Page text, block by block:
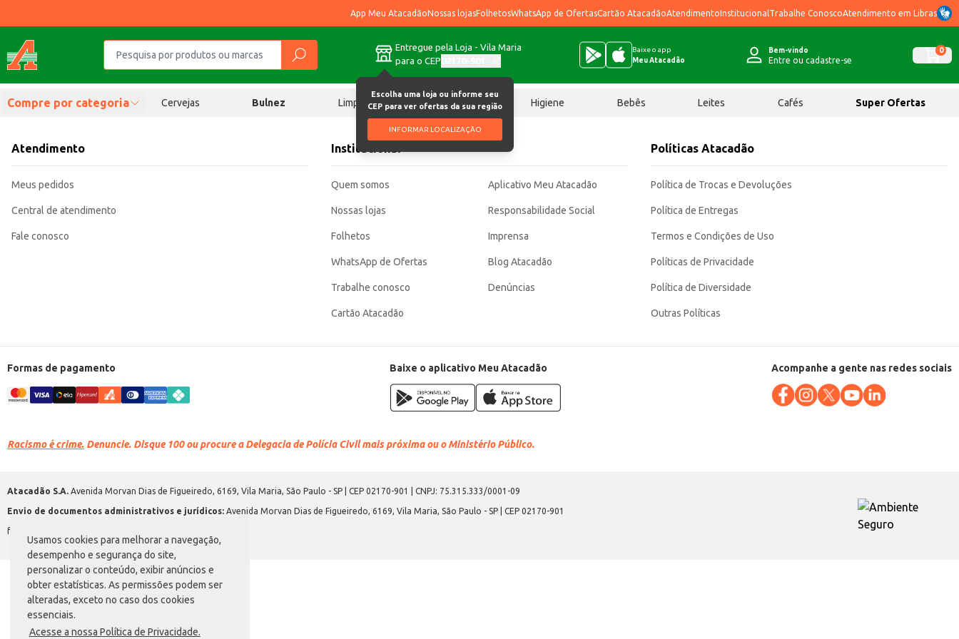
Usamos cookies para melhorar a navegação,
desempenho e segurança do site,
personalizar o conteúdo, exibir anúncios e
obter estatísticas. As permissões podem ser
alteradas, exceto no caso dos cookies
essenciais.
Acesse a nossa Política de Privacidade.
App Meu AtacadãoNossas lojasFolhetosWhatsApp de OfertasCartão AtacadãoAtendimentoInstitucional Trabalhe ConoscoAtendimento em Libras
Entregue pela Loja - Vila Maria
para o CEP
Escolha uma loja ou informe seu
CEP para ver ofertas da sua região
INFORMAR LOCALIZAÇÃO
Baixe o app
Meu Atacadão
Bem-vindo
Entre ou cadastre-se
0
Compre por categoria Cervejas Bulnez Limpeza Chocolates Higiene Bebês Leites Cafés Super Ofertas
Atendimento
Meus pedidos
Central de atendimento
Fale conosco
Institucional
Quem somos
Nossas lojas
Folhetos
WhatsApp de Ofertas
Trabalhe conosco
Cartão Atacadão
Aplicativo Meu Atacadão
Responsabilidade Social
Imprensa
Blog Atacadão
Denúncias
Políticas Atacadão
Política de Trocas e Devoluções
Política de Entregas
Termos e Condições de Uso
Políticas de Privacidade
Política de Diversidade
Outras Políticas
Formas de pagamento Baixe o aplicativo Meu Atacadão Acompanhe a gente nas redes sociais
Racismo é crime. Denuncie. Disque 100 ou procure a Delegacia de Polícia Civil mais próxima ou o Ministério Público.
Atacadão S.A. Avenida Morvan Dias de Figueiredo, 6169, Vila Maria, São Paulo - SP | CEP 02170-901 | CNPJ: 75.315.333/0001-09
Envio de documentos administrativos e jurídicos: Avenida Morvan Dias de Figueiredo, 6169, Vila Maria, São Paulo - SP | CEP 02170-901
faleconosco@atacadao.com.br